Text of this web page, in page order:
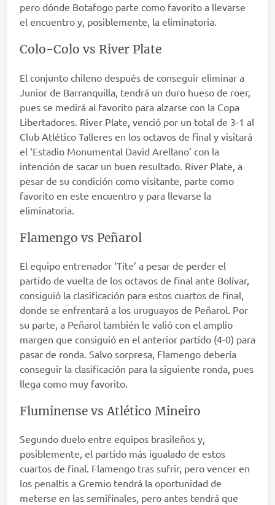
pero dónde Botafogo parte como favorito a llevarse
el encuentro y, posiblemente, la eliminatoria.
Colo-Colo vs River Plate
El conjunto chileno después de conseguir eliminar a
Junior de Barranquilla, tendrá un duro hueso de roer,
pues se medirá al favorito para alzarse con la Copa
Libertadores. River Plate, venció por un total de 3-1 al
Club Atlético Talleres en los octavos de final y visitará
el ‘Estadio Monumental David Arellano’ con la
intención de sacar un buen resultado. River Plate, a
pesar de su condición como visitante, parte como
favorito en este encuentro y para llevarse la
eliminatoria.
Flamengo vs Peñarol
El equipo entrenador ‘Tite’ a pesar de perder el
partido de vuelta de los octavos de final ante Bolívar,
consiguió la clasificación para estos cuartos de final,
donde se enfrentará a los uruguayos de Peñarol. Por
su parte, a Peñarol también le valió con el amplio
margen que consiguió en el anterior partido (4-0) para
pasar de ronda. Salvo sorpresa, Flamengo debería
conseguir la clasificación para la siguiente ronda, pues
llega como muy favorito.
Fluminense vs Atlético Mineiro
Segundo duelo entre equipos brasileños y,
posiblemente, el partido más igualado de estos
cuartos de final. Flamengo tras sufrir, pero vencer en
los penaltis a Gremio tendrá la oportunidad de
meterse en las semifinales, pero antes tendrá que